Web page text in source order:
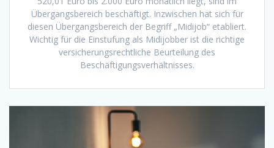
Übergangsbereich beschäftigt. Inzwischen hat sich für
diesen Übergangsbereich der Begriff „Midijob“ etabliert.
Wichtig für die Einstufung als Midijobber ist die richtige
versicherungsrechtliche Beurteilung des
Beschäftigungsverhältnisses.